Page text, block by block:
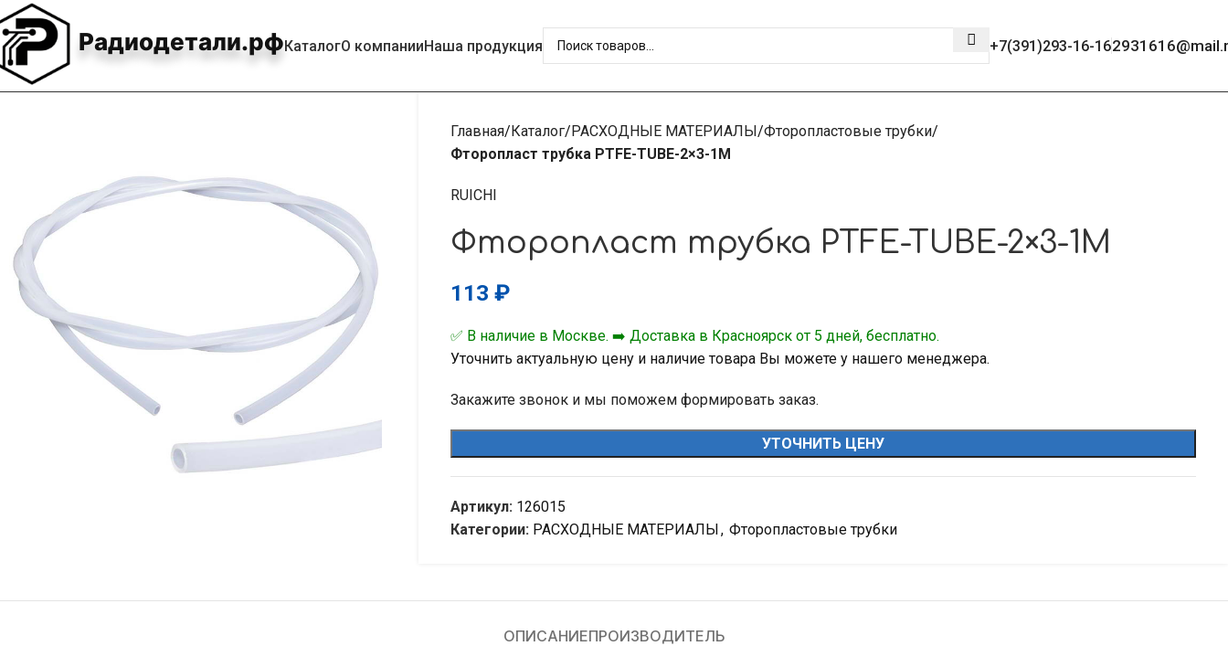
Радиодетали.рфКаталогО компанииНаша продукция +7(391)293-16-16
Главная Каталог РАСХОДНЫЕ МАТЕРИАЛЫ Фторопластовые трубки
Фторопласт трубка PTFE-TUBE-2×3-1M
RUICHI
Фторопласт трубка PTFE-TUBE-2×3-1M
113 ₽
✅ В наличие в Москве. ➡️ Доставка в Красноярск от 5 дней, бесплатно.
Уточнить актуальную цену и наличие товара Вы можете у нашего менеджера.
Закажите звонок и мы поможем формировать заказ.
УТОЧНИТЬ ЦЕНУ
Артикул: 126015
Категории: РАСХОДНЫЕ МАТЕРИАЛЫ, Фторопластовые трубки
ОПИСАНИЕПРОИЗВОДИТЕЛЬ